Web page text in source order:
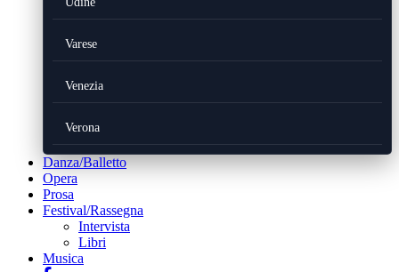
Varese
Venezia
Verona
Danza/Balletto
Opera
Prosa
Festival/Rassegna
Intervista
Libri
Musica